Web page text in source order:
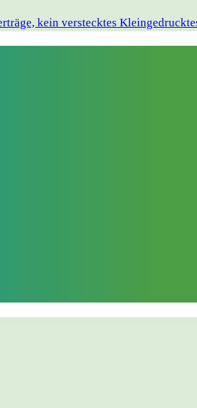
kein verstecktes